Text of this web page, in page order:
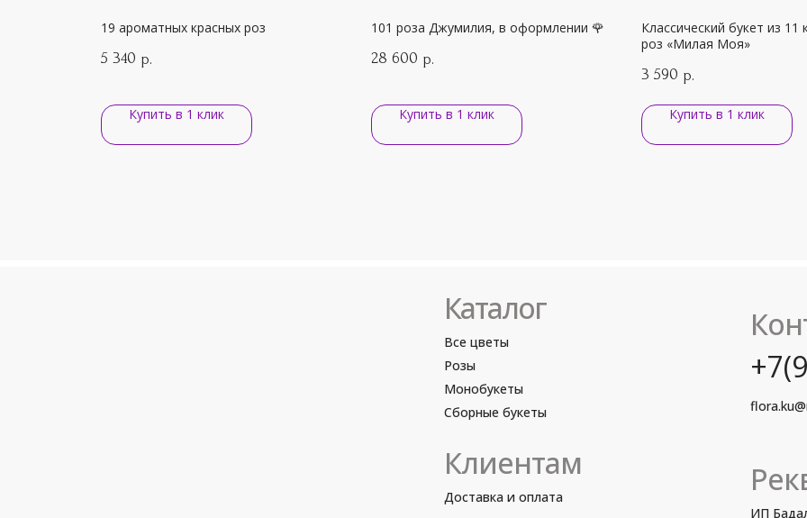
19 ароматных красных роз
5 340 р.
Купить в 1 клик
101 роза Джумилия, в оформлении 🌹
28 600 р.
Купить в 1 клик
Классический букет из 11
роз «Милая Моя»
3 590 р.
Купить в 1 клик
Клиентам
Доставка и оплата
Каталог
Розы
Сборные букеты
Монобукеты
Все цветы
ИП